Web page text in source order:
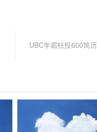
UBC学霸狂投600简